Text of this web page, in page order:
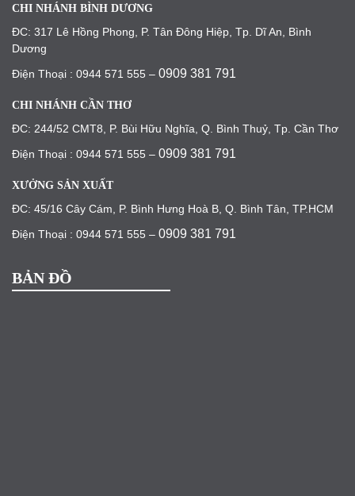
CHI NHÁNH BÌNH DƯƠNG
ĐC: 317 Lê Hồng Phong, P. Tân Đông Hiệp, Tp. Dĩ An, Bình
Dương
Điện Thoại : 0944 571 555 – 0909 381 791
CHI NHÁNH CẦN THƠ
ĐC: 244/52 CMT8, P. Bùi Hữu Nghĩa, Q. Bình Thuỷ, Tp. Cần Thơ
Điện Thoại : 0944 571 555 – 0909 381 791
XƯỞNG SẢN XUẤT
ĐC: 45/16 Cây Cám, P. Bình Hưng Hoà B, Q. Bình Tân, TP.HCM
Điện Thoại : 0944 571 555 – 0909 381 791
BẢN ĐỒ